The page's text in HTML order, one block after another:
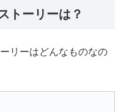
トーリーは？
リーはどんなものなの